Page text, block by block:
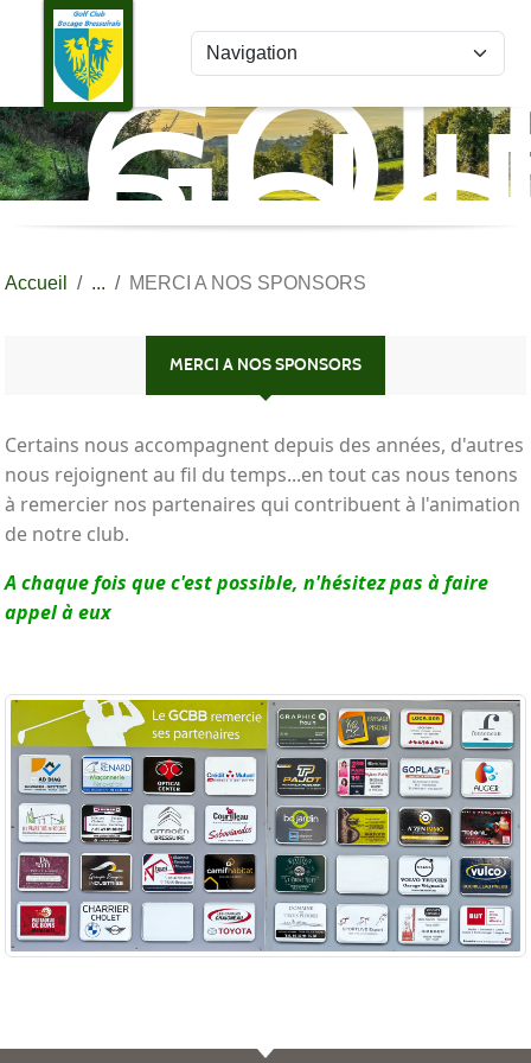
Accueil MERCI A NOS SPONSORS
MERCI A NOS SPONSORS
Certains nous accompagnent depuis des années, d'autres
nous rejoignent au fil du temps...en tout cas nous tenons
à remercier nos partenaires qui contribuent à l'animation
de notre club.
A chaque fois que c'est possible, n'hésitez pas à faire
appel à eux
Panneau de gestion des cookies